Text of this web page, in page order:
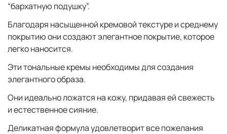
“бархатную подушку”.
Благодаря насыщенной кремовой текстуре и среднему
покрытию они создают элегантное покрытие, которое
легко наносится.
Эти тональные кремы необходимы для создания
элегантного образа.
Они идеально ложатся на кожу, придавая ей свежесть
и естественное сияние.
Деликатная формула удовлетворит все пожелания